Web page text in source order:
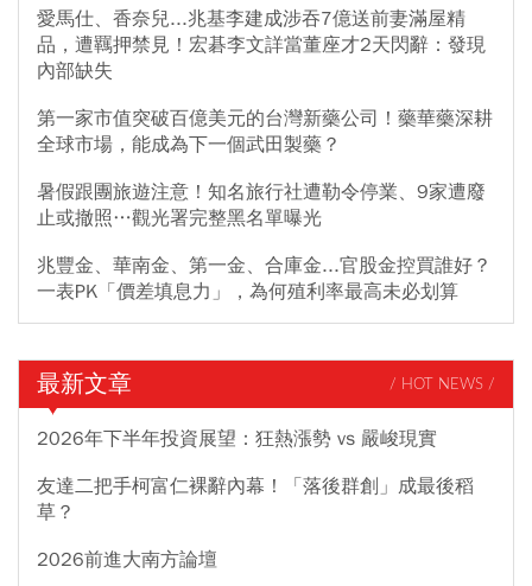
愛馬仕、香奈兒...兆基李建成涉吞7億送前妻滿屋精
品，遭羈押禁見！宏碁李文詳當董座才2天閃辭：發現
內部缺失
第一家市值突破百億美元的台灣新藥公司！藥華藥深耕
全球市場，能成為下一個武田製藥？
暑假跟團旅遊注意！知名旅行社遭勒令停業、9家遭廢
止或撤照…觀光署完整黑名單曝光
兆豐金、華南金、第一金、合庫金...官股金控買誰好？
一表PK「價差填息力」，為何殖利率最高未必划算
最新文章 / HOT NEWS /
2026年下半年投資展望：狂熱漲勢 vs 嚴峻現實
友達二把手柯富仁裸辭內幕！「落後群創」成最後稻
草？
2026前進大南方論壇